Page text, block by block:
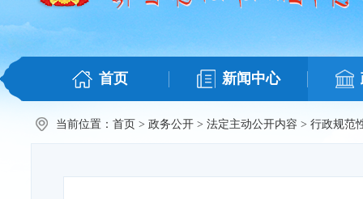
首页 新闻中心
当前位置： 首页 > 政务公开 > 法定主动公开内容 > 行政规范